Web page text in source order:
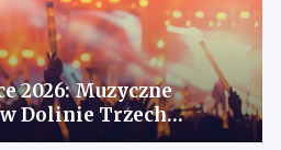
2026: Muzyczne
Dolinie Trzech